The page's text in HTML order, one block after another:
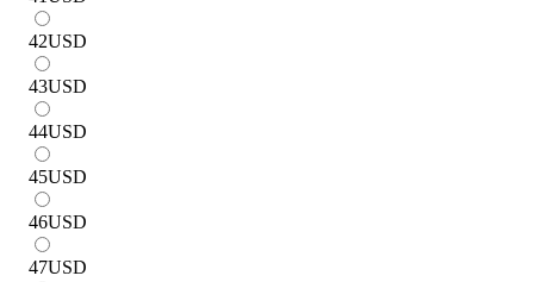
42USD
43USD
44USD
45USD
46USD
47USD